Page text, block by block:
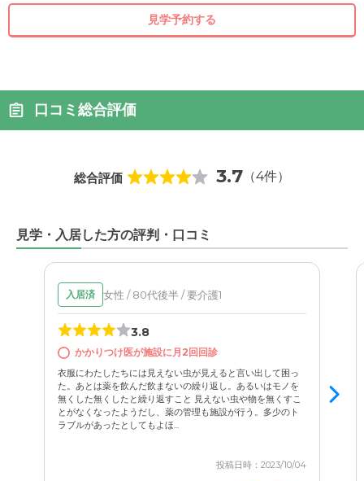
見学予約する
口コミ総合評価
総合評価 3.7 （4件）
見学・入居した方の評判・口コミ
入居済 女性 / 80代後半 / 要介護1
3.8
かかりつけ医が施設に月2回回診
衣服にわたしたちには見えない虫が見えると言い出して困っ
た。あとは薬を飲んだ飲まないの繰り返し。あるいはモノを
無くした無くしたと繰り返すこと 見えない虫や物を無くすこ
とがなくなったようだし、薬の管理も施設が行う。多少のト
ラブルがあったとしてもよほ...
投稿日時：2023/10/04